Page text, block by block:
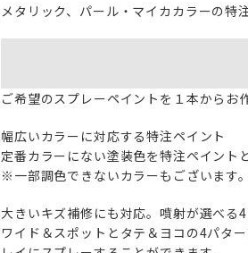
メタリック、パール・マイカカラーの特
ご希望のスプレーペイントを１本からお
幅広いカラーに対応する特注ペイント
定番カラーにない塗装色を特注ペイント
※一部調色できないカラーもございます。
大きいキズ補修にも対応。噴射が選べる
ワイド＆スポットとタテ＆ヨコの4パタ